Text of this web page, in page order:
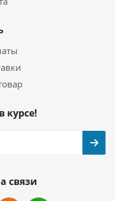
курсе!
связи